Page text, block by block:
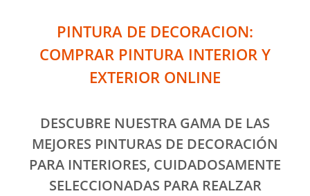
PINTURA DE DECORACION:
COMPRAR PINTURA INTERIOR Y
EXTERIOR ONLINE
DESCUBRE NUESTRA GAMA DE LAS
MEJORES PINTURAS DE DECORACIÓN
PARA INTERIORES, CUIDADOSAMENTE
SELECCIONADAS PARA REALZAR